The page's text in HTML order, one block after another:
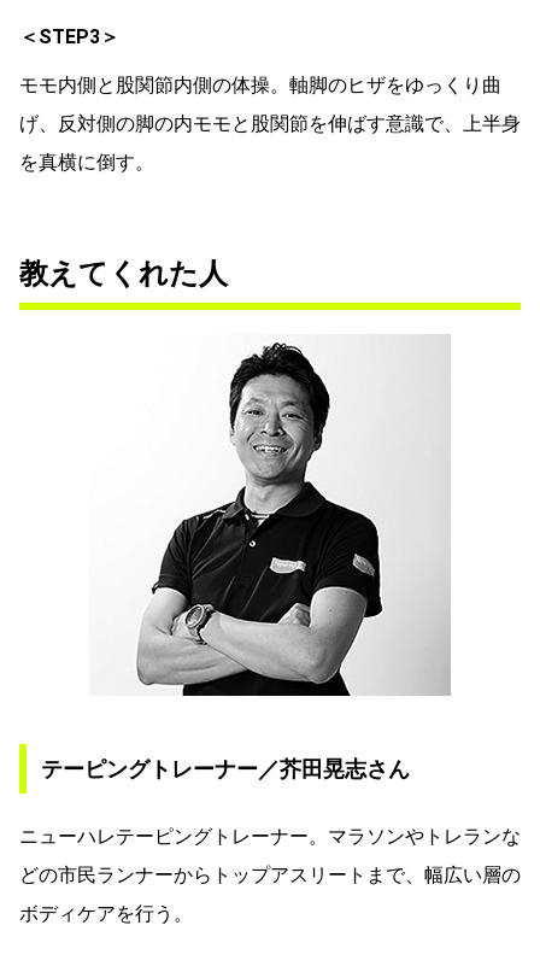
＜STEP3＞
モモ内側と股関節内側の体操。軸脚のヒザをゆっくり曲
げ、反対側の脚の内モモと股関節を伸ばす意識で、上半身
を真横に倒す。
教えてくれた人
テーピングトレーナー／芥田晃志さん
ニューハレテーピングトレーナー。マラソンやトレランな
どの市民ランナーからトップアスリートまで、幅広い層の
ボディケアを行う。